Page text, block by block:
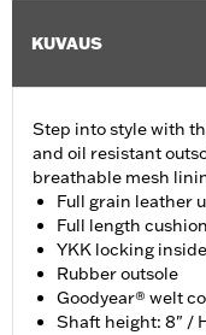
KUVAUS
Step into style with
and oil resistant
breathable mesh
Full grain leather
Full length
YKK locking
Rubber outsole
Goodyear® welt
Shaft height: 8" /